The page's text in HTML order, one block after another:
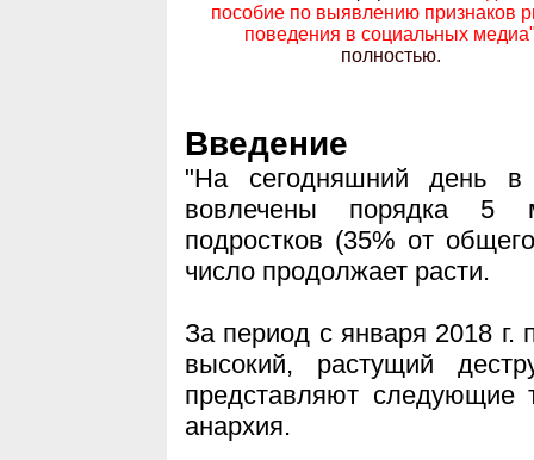
пособие по выявлению признаков
поведения в социальных
полностью.
Введение
"На сегодняшний день в
вовлечены порядка 5
подростков (35% от
число продолжает расти.
За период с января 2018 г.
высокий, растущий
представляют следующие
анархия.